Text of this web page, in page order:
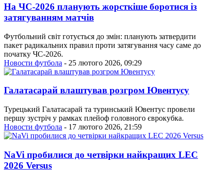
На ЧС-2026 планують жорсткіше боротися із
затягуванням матчів
Футбольний світ готується до змін: планують затвердити
пакет радикальних правил проти затягування часу саме до
початку ЧС-2026.
Новости футбола - 25 лютого 2026, 09:29
Галатасарай влаштував розгром Ювентусу
Турецький Галатасарай та туринський Ювентус провели
першу зустріч у рамках плейоф головного єврокубка.
Новости футбола - 17 лютого 2026, 21:59
NaVi пробилися до четвірки найкращих LEC
2026 Versus